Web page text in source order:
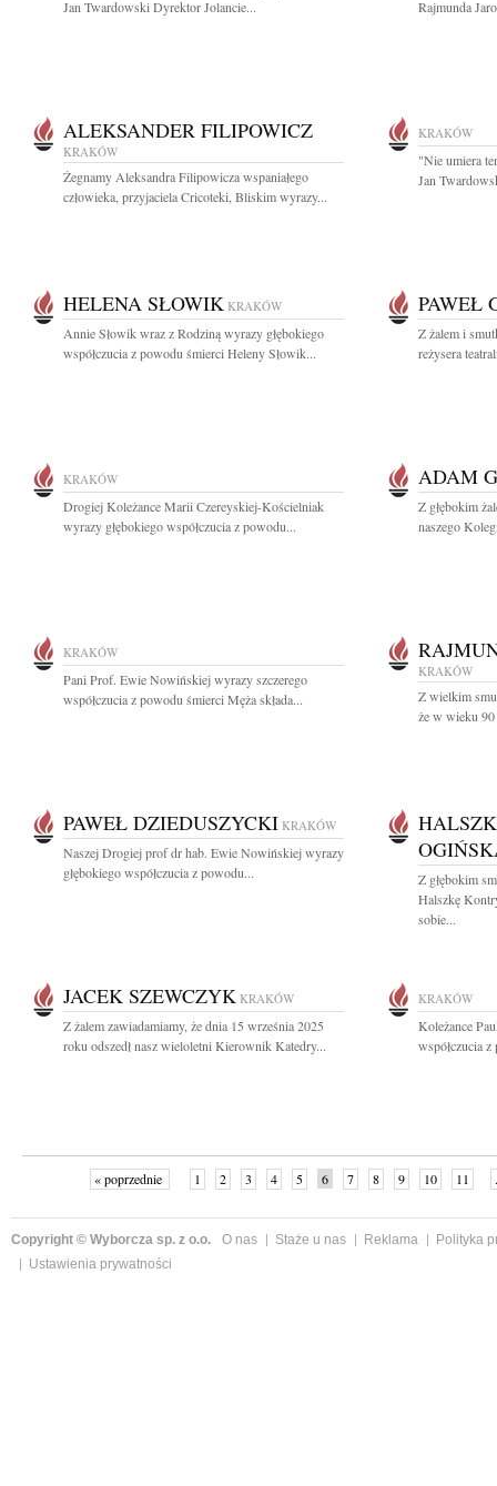
Jan Twardowski Dyrektor Jolancie...
Rajmunda
ALEKSANDER FILIPOWICZ
KRAKÓW
Żegnamy Aleksandra Filipowicza wspaniałego
człowieka, przyjaciela Cricoteki, Bliskim wyrazy...
KRAKÓW
"Nie umiera
Jan
HELENA SŁOWIK KRAKÓW
Annie Słowik wraz z Rodziną wyrazy głębokiego
współczucia z powodu śmierci Heleny Słowik...
PAWEŁ
Z żalem i
reżysera
KRAKÓW
Drogiej Koleżance Marii Czereyskiej-Kościelniak
wyrazy głębokiego współczucia z powodu...
ADAM
Z głębokim
naszego
KRAKÓW
Pani Prof. Ewie Nowińskiej wyrazy szczerego
współczucia z powodu śmierci Męża składa...
KRAKÓW
Z wielkim
że w wieku 90
PAWEŁ DZIEDUSZYCKI KRAKÓW
Naszej Drogiej prof dr hab. Ewie Nowińskiej wyrazy
głębokiego współczucia z powodu...
Z głębokim
Halszkę
sobie...
JACEK SZEWCZYK KRAKÓW
Z żalem zawiadamiamy, że dnia 15 września 2025
roku odszedł nasz wieloletni Kierownik Katedry...
KRAKÓW
Koleżance
współczucia
« poprzednie 1 2 3 4 5 6 7 8 9 10 11
Copyright © Wyborcza sp. z o.o. O nas Staże u nas Reklama
Polityka
Ustawienia prywatności